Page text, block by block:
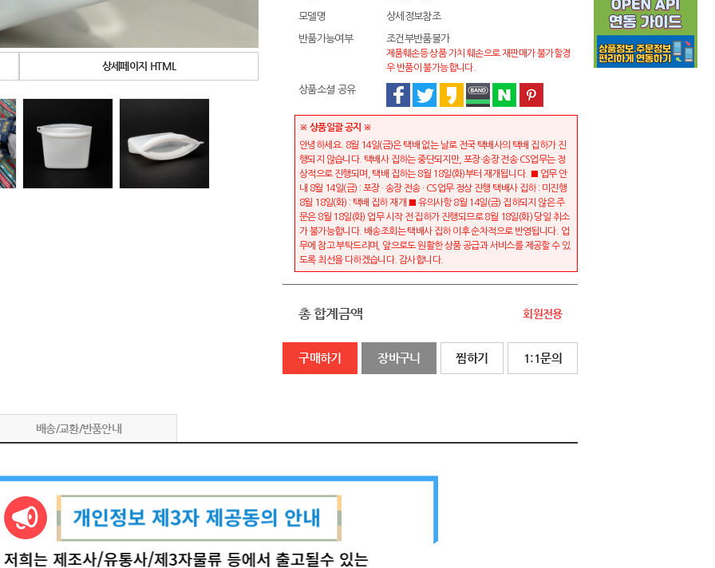
상세페이지 HTML
모델명 상세정보참조
반품가능여부 조건부반품불가
제품훼손등 상품 가치 훼손으로 재판매가 불가할경
우 반품이 불가능합니다.
상품소셜 공유
※ 상품일괄 공지 ※
안녕하세요. 8월 14일(금)은 택배 없는 날로 전국 택배사의 택배 집하가 진
행되지 않습니다. 택배사 집하는 중단되지만, 포장·송장 전송·CS업무는 정
상적으로 진행되며, 택배 집하는 8월 18일(화)부터 재개됩니다. ■ 업무 안
내 8월 14일(금) : 포장 · 송장 전송 · CS업무 정상 진행 택배사 집하 : 미진행
8월 18일(화) : 택배 집하 재개 ■ 유의사항 8월 14일(금) 집하되지 않은 주
문은 8월 18일(화) 업무 시작 전 집하가 진행되므로 8월 18일(화) 당일 취소
가 불가능합니다. 배송조회는 택배사 집하 이후 순차적으로 반영됩니다. 업
무에 참고 부탁드리며, 앞으로도 원활한 상품 공급과 서비스를 제공할 수 있
도록 최선을 다하겠습니다. 감사합니다.
총 합계금액 회원전용
구매하기 장바구니 찜하기 1:1문의
배송/교환/반품안내